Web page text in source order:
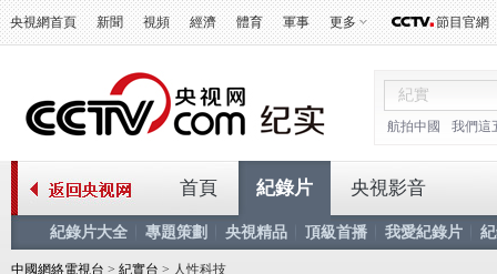
央視網首頁 新聞 視頻 經濟 體育 軍事 更多 節目官網
航拍中國 我們這
首頁 紀錄片
紀錄片大全 專題策劃 央視精品 頂級首播 我愛紀錄片
央視影音
中國網絡電視台 > 紀實台 > 人性科技